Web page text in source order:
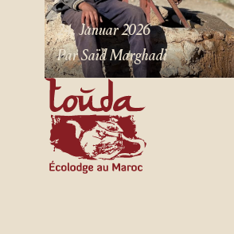
24. Januar 2026
Par Saïd Marghadi